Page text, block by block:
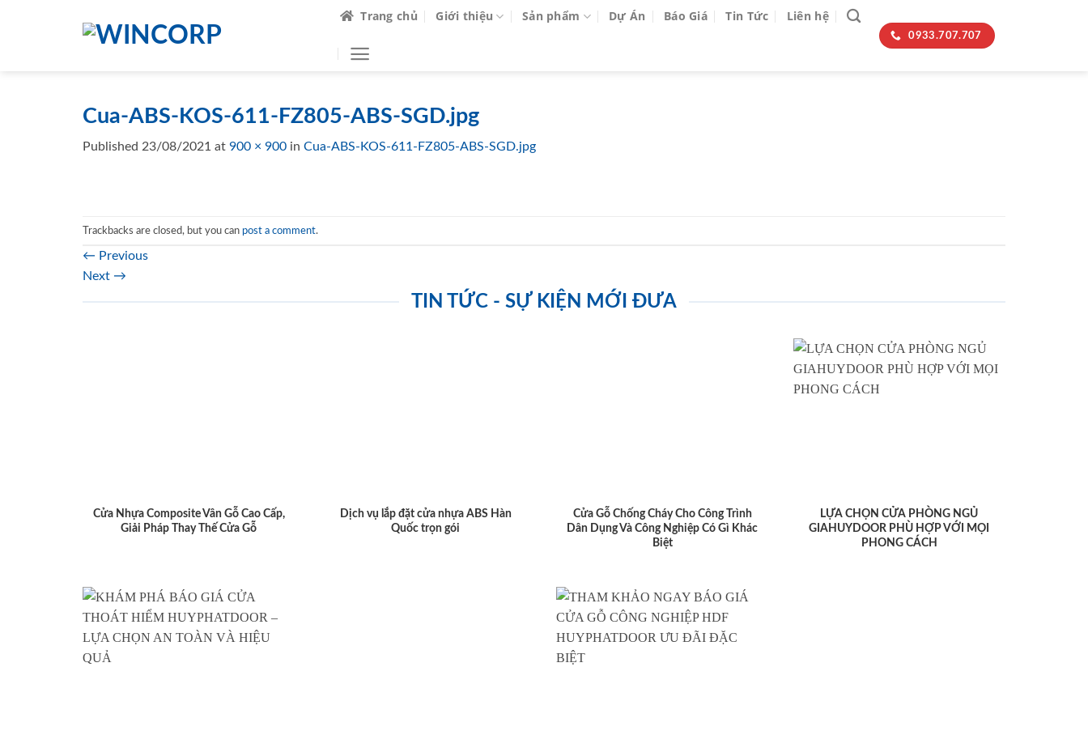
Trang chủ Giới thiệu Sản phẩm Dự Án Báo Giá Tin Tức Liên hệ
0933.707.707
Cua-ABS-KOS-611-FZ805-ABS-SGD.jpg
Published 23/08/2021 at 900 × 900 in Cua-ABS-KOS-611-FZ805-ABS-SGD.jpg
Trackbacks are closed, but you can post a comment.
← Previous
Next →
TIN TỨC - SỰ KIỆN MỚI ĐƯA
Cửa Nhựa Composite Vân Gỗ Cao Cấp,
Giải Pháp Thay Thế Cửa Gỗ
Dịch vụ lắp đặt cửa nhựa ABS Hàn
Quốc trọn gói
Cửa Gỗ Chống Cháy Cho Công Trình
Dân Dụng Và Công Nghiệp Có Gì Khác
Biệt
LỰA CHỌN CỬA PHÒNG NGỦ
GIAHUYDOOR PHÙ HỢP VỚI MỌI
PHONG CÁCH